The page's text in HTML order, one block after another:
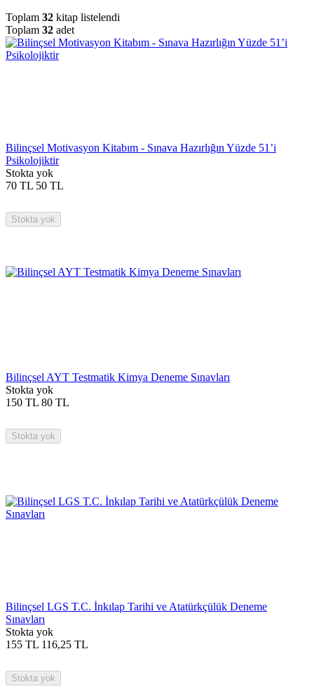
Toplam 32 kitap listelendi
Toplam 32 adet
Bilinçsel Motivasyon Kitabım - Sınava Hazırlığın Yüzde 51’i
Psikolojiktir
Stokta yok
70 TL 50 TL
Stokta yok
Bilinçsel AYT Testmatik Kimya Deneme Sınavları
Stokta yok
150 TL 80 TL
Stokta yok
Bilinçsel LGS T.C. İnkılap Tarihi ve Atatürkçülük Deneme
Sınavları
Stokta yok
155 TL 116,25 TL
Stokta yok